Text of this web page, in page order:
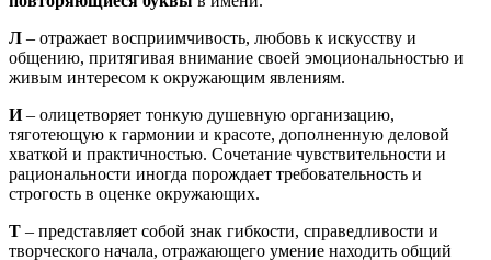
Л – отражает восприимчивость, любовь к искусству и
общению, притягивая внимание своей эмоциональностью и
живым интересом к окружающим явлениям.
И– олицетворяет тонкую душевную организацию,
тяготеющую к гармонии и красоте, дополненную деловой
хваткой и практичностью. Сочетание чувствительности и
рациональности иногда порождает требовательность и
строгость в оценке окружающих.
Т – представляет собой знак гибкости, справедливости и
творческого начала, отражающего умение находить общий